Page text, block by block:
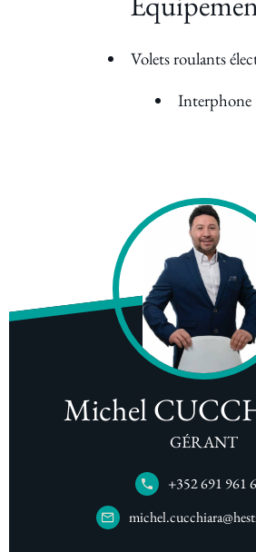
Volets roulants
Interphone
Michel
GÉRANT
+352 691 961